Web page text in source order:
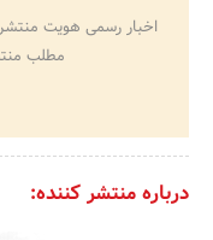
اخبار رسمی هویت
مطلب
درباره منتشر کننده: